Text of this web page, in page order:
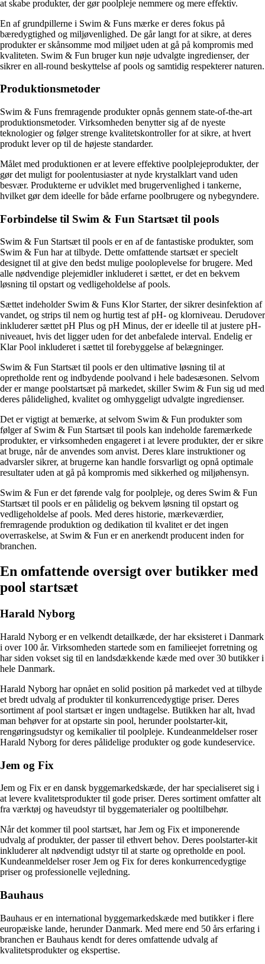
at skabe produkter, der gør poolpleje nemmere og mere effektiv.
En af grundpillerne i Swim & Funs mærke er deres fokus på
bæredygtighed og miljøvenlighed. De går langt for at sikre, at deres
produkter er skånsomme mod miljøet uden at gå på kompromis med
kvaliteten. Swim & Fun bruger kun nøje udvalgte ingredienser, der
sikrer en all-round beskyttelse af pools og samtidig respekterer naturen.
Produktionsmetoder
Swim & Funs fremragende produkter opnås gennem state-of-the-art
produktionsmetoder. Virksomheden benytter sig af de nyeste
teknologier og følger strenge kvalitetskontroller for at sikre, at hvert
produkt lever op til de højeste standarder.
Målet med produktionen er at levere effektive poolplejeprodukter, der
gør det muligt for poolentusiaster at nyde krystalklart vand uden
besvær. Produkterne er udviklet med brugervenlighed i tankerne,
hvilket gør dem ideelle for både erfarne poolbrugere og nybegyndere.
Forbindelse til Swim & Fun Startsæt til pools
Swim & Fun Startsæt til pools er en af de fantastiske produkter, som
Swim & Fun har at tilbyde. Dette omfattende startsæt er specielt
designet til at give den bedst mulige pooloplevelse for brugere. Med
alle nødvendige plejemidler inkluderet i sættet, er det en bekvem
løsning til opstart og vedligeholdelse af pools.
Sættet indeholder Swim & Funs Klor Starter, der sikrer desinfektion af
vandet, og strips til nem og hurtig test af pH- og klorniveau. Derudover
inkluderer sættet pH Plus og pH Minus, der er ideelle til at justere pH-
niveauet, hvis det ligger uden for det anbefalede interval. Endelig er
Klar Pool inkluderet i sættet til forebyggelse af belægninger.
Swim & Fun Startsæt til pools er den ultimative løsning til at
opretholde rent og indbydende poolvand i hele badesæsonen. Selvom
der er mange poolstartsæt på markedet, skiller Swim & Fun sig ud med
deres pålidelighed, kvalitet og omhyggeligt udvalgte ingredienser.
Det er vigtigt at bemærke, at selvom Swim & Fun produkter som
følger af Swim & Fun Startsæt til pools kan indeholde faremærkede
produkter, er virksomheden engageret i at levere produkter, der er sikre
at bruge, når de anvendes som anvist. Deres klare instruktioner og
advarsler sikrer, at brugerne kan handle forsvarligt og opnå optimale
resultater uden at gå på kompromis med sikkerhed og miljøhensyn.
Swim & Fun er det førende valg for poolpleje, og deres Swim & Fun
Startsæt til pools er en pålidelig og bekvem løsning til opstart og
vedligeholdelse af pools. Med deres historie, mærkeværdier,
fremragende produktion og dedikation til kvalitet er det ingen
overraskelse, at Swim & Fun er en anerkendt producent inden for
branchen.
En omfattende oversigt over butikker med
pool startsæt
Harald Nyborg
Harald Nyborg er en velkendt detailkæde, der har eksisteret i Danmark
i over 100 år. Virksomheden startede som en familieejet forretning og
har siden vokset sig til en landsdækkende kæde med over 30 butikker i
hele Danmark.
Harald Nyborg har opnået en solid position på markedet ved at tilbyde
et bredt udvalg af produkter til konkurrencedygtige priser. Deres
sortiment af pool startsæt er ingen undtagelse. Butikken har alt, hvad
man behøver for at opstarte sin pool, herunder poolstarter-kit,
rengøringsudstyr og kemikalier til poolpleje. Kundeanmeldelser roser
Harald Nyborg for deres pålidelige produkter og gode kundeservice.
Jem og Fix
Jem og Fix er en dansk byggemarkedskæde, der har specialiseret sig i
at levere kvalitetsprodukter til gode priser. Deres sortiment omfatter alt
fra værktøj og haveudstyr til byggematerialer og pooltilbehør.
Når det kommer til pool startsæt, har Jem og Fix et imponerende
udvalg af produkter, der passer til ethvert behov. Deres poolstarter-kit
inkluderer alt nødvendigt udstyr til at starte og opretholde en pool.
Kundeanmeldelser roser Jem og Fix for deres konkurrencedygtige
priser og professionelle vejledning.
Bauhaus
Bauhaus er en international byggemarkedskæde med butikker i flere
europæiske lande, herunder Danmark. Med mere end 50 års erfaring i
branchen er Bauhaus kendt for deres omfattende udvalg af
kvalitetsprodukter og ekspertise.